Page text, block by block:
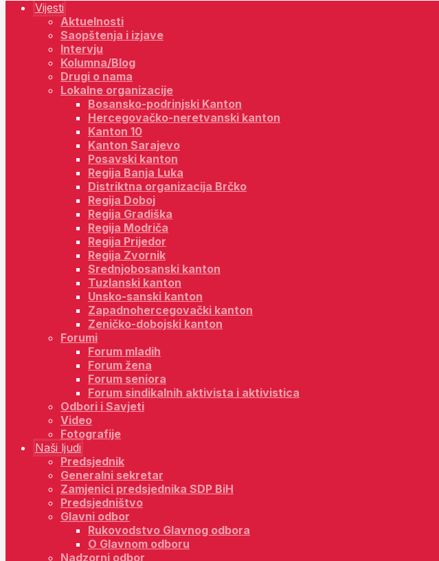
Vijesti
Aktuelnosti
Saopštenja i izjave
Intervju
Kolumna/Blog
Drugi o nama
Lokalne organizacije
Bosansko-podrinjski Kanton
Hercegovačko-neretvanski kanton
Kanton 10
Kanton Sarajevo
Posavski kanton
Regija Banja Luka
Distriktna organizacija Brčko
Regija Doboj
Regija Gradiška
Regija Modriča
Regija Prijedor
Regija Zvornik
Srednjobosanski kanton
Tuzlanski kanton
Unsko-sanski kanton
Zapadnohercegovački kanton
Zeničko-dobojski kanton
Forumi
Forum mladih
Forum žena
Forum seniora
Forum sindikalnih aktivista i aktivistica
Odbori i Savjeti
Video
Fotografije
Naši ljudi
Predsjednik
Generalni sekretar
Zamjenici predsjednika SDP BiH
Predsjedništvo
Glavni odbor
Rukovodstvo Glavnog odbora
O Glavnom odboru
Nadzorni odbor